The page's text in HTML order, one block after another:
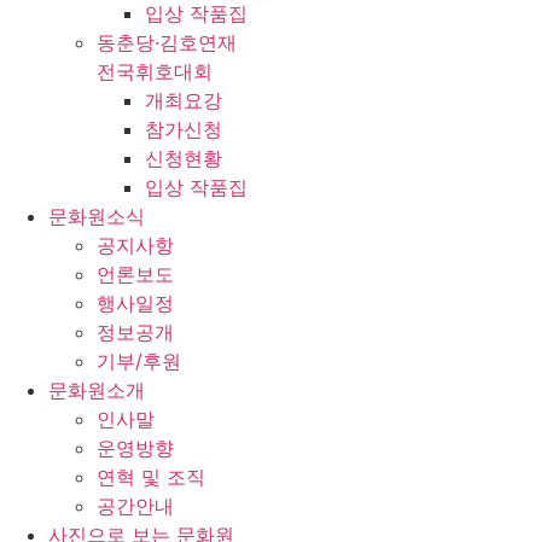
입상 작품집
동춘당·김호연재
전국휘호대회
개최요강
참가신청
신청현황
입상 작품집
문화원소식
공지사항
언론보도
행사일정
정보공개
기부/후원
문화원소개
인사말
운영방향
연혁 및 조직
공간안내
사진으로 보는 문화원